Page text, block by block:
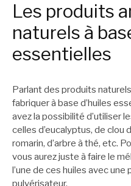
Les produits
naturels à
essentielles
Parlant des produits
fabriquer à base d’huiles
avez la possibilité d’utiliser
celles d’eucalyptus, de clou
romarin, d’arbre à thé, etc.
vous aurez juste à faire le
l’une de ces huiles avec une
pulvérisateur.